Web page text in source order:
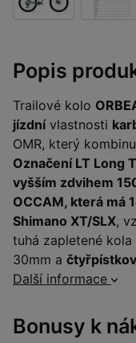
Popis
Trailové kolo
jízdnívlastnosti
OMR, který
Označení LT Long
vyšším zdvihem
OCCAM, která má
Shimano XT/SLX,
tuhá zapletené
30mm a
Další informace
Bonusy k